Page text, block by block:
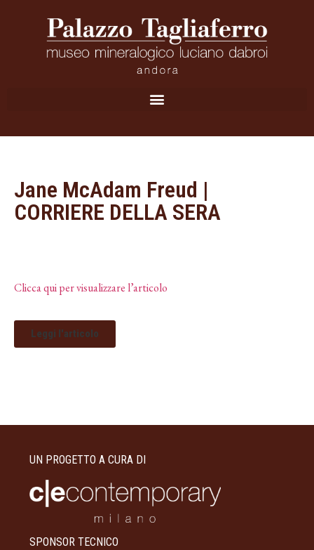
Jane McAdam Freud |
CORRIERE DELLA SERA
Clicca qui per visualizzare l’articolo
Leggi l'articolo
UN PROGETTO A CURA DI
SPONSOR TECNICO